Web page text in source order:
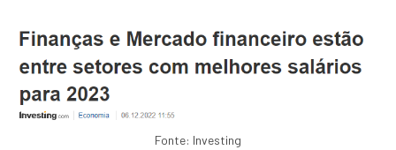
Fonte: Investing